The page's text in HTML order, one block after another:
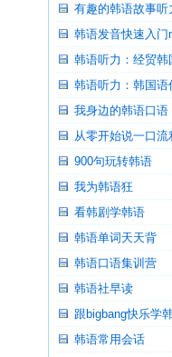
有趣的韩语故事听
韩语发音快速入门
韩语听力：经贸韩
韩语听力：韩国语
我身边的韩语口语
从零开始说一口流
900句玩转韩语
我为韩语狂
看韩剧学韩语
韩语单词天天背
韩语口语集训营
韩语社早读
跟bigbang快乐学
韩语常用会话